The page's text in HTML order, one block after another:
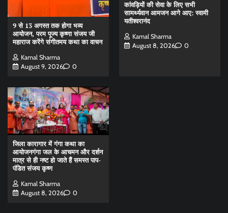
9 से 13 अगस्त तक होगा भव्य
आयोजन, परम पूज्य कृष्णा संजय जी
महाराज करेंगे संगीतमय कथा का वाचन
Kamal Sharma
August 9, 2026
0
कांवड़ियों की सेवा के लिए सभी
सामर्थ्यवान आमजन आगे आए: स्वामी
यतीश्वरानंद
Kamal Sharma
August 8, 2026
0
जिला कारागार में गंगा कथा का
आयोजनगंगा जल के आचमन और दर्शन
मात्र से ही नष्ट हो जाते हैं समस्त पाप-
पंडित संजय कृष्ण
Kamal Sharma
August 8, 2026
0